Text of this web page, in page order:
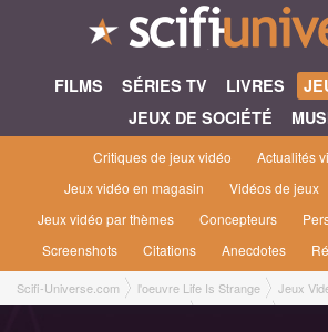
FILMS SÉRIES TV LIVRES
JEUX DE SOCIÉTÉ
Critiques de jeux vidéo
Actualités
Jeux vidéo en magasin
Vidéos de jeux
Jeux vidéo par thèmes
Concepteurs
Screenshots
Citations Anecdotes
Scifi-Universe.com l'oeuvre Life Is Strange
Jeux
Life Is Strange : Reunion [2026]
Plateformes